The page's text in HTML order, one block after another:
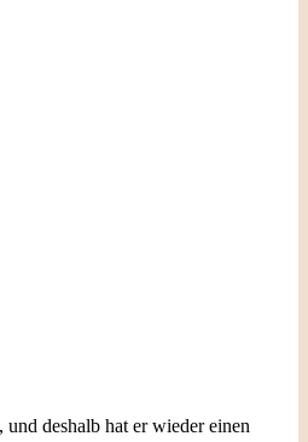
deshalb hat er wieder einen